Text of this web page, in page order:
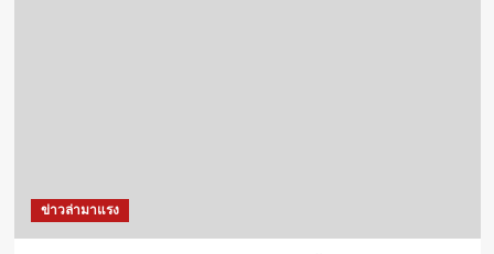
ข่าวล่ามาแรง